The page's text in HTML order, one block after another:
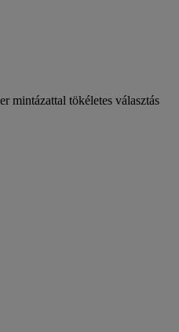
mintázattal tökéletes választás